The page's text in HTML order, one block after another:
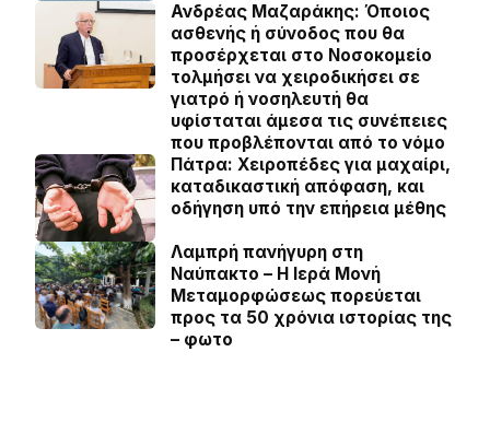
Ανδρέας Μαζαράκης: Όποιος
ασθενής ή σύνοδος που θα
προσέρχεται στο Νοσοκομείο
τολμήσει να χειροδικήσει σε
γιατρό ή νοσηλευτή θα
υφίσταται άμεσα τις συνέπειες
που προβλέπονται από το νόμο
Πάτρα: Χειροπέδες για μαχαίρι,
καταδικαστική απόφαση, και
οδήγηση υπό την επήρεια μέθης
Λαμπρή πανήγυρη στη
Ναύπακτο – Η Ιερά Μονή
Μεταμορφώσεως πορεύεται
προς τα 50 χρόνια ιστορίας της
– φωτο